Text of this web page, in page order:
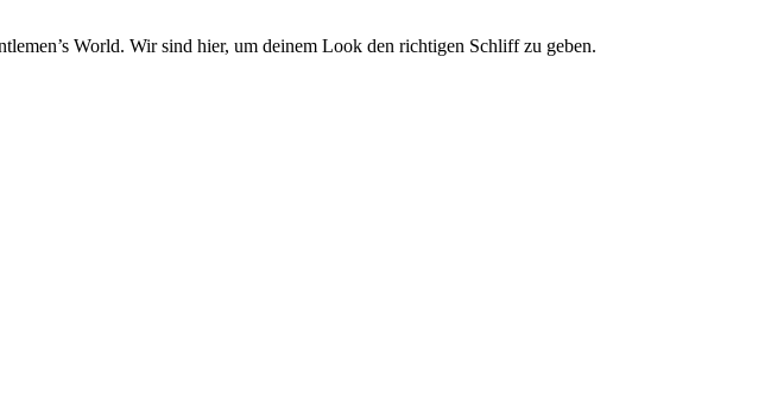
World. Wir sind hier, um deinem Look den richtigen Schliff zu geben.